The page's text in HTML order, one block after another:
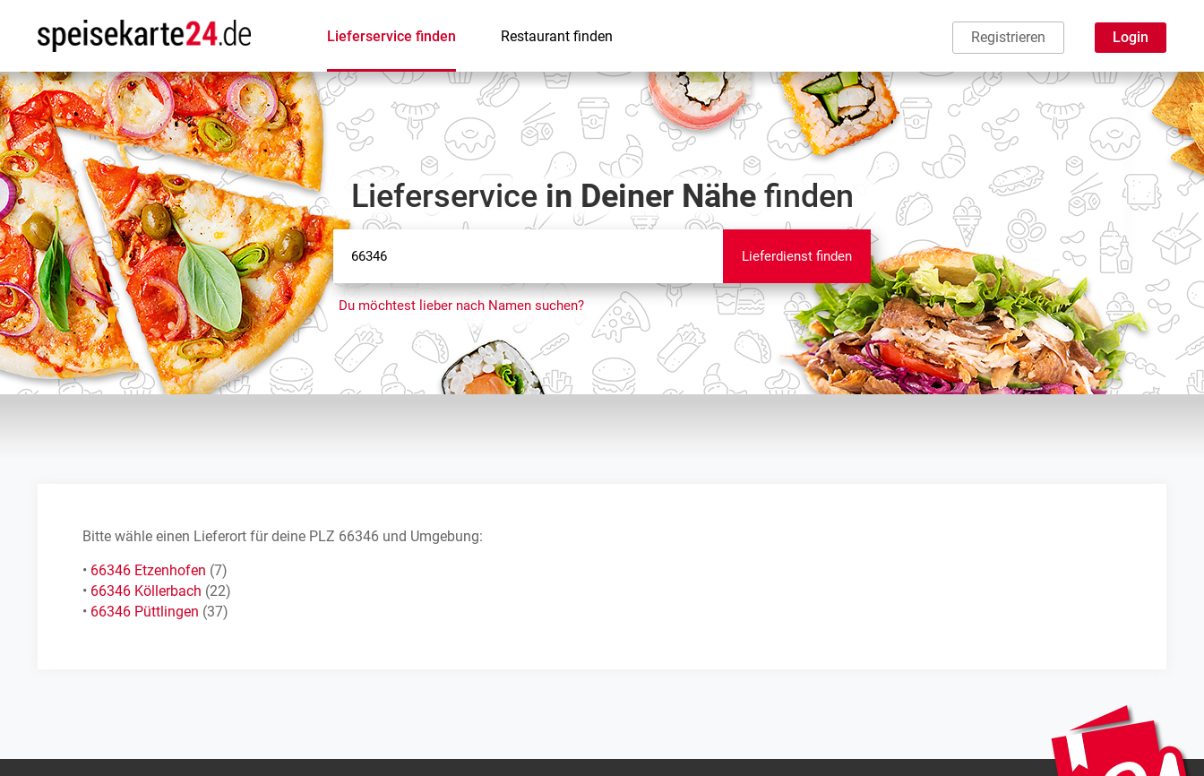
Lieferservice finden Restaurant finden Registrieren Login
Lieferservice in Deiner Nähefinden
Lieferdienst finden
Du möchtest lieber nach Namen suchen?
Bitte wähle einen Lieferort für deine PLZ 66346 und Umgebung:
• 66346 Etzenhofen (7)
• 66346 Köllerbach (22)
• 66346 Püttlingen (37)